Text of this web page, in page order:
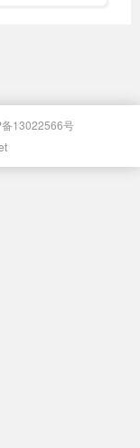
13022566号